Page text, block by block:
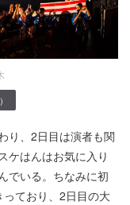
り、2日目は演者も関
ケはんはお気に入り
でいる。ちなみに初
ており、2日目の大